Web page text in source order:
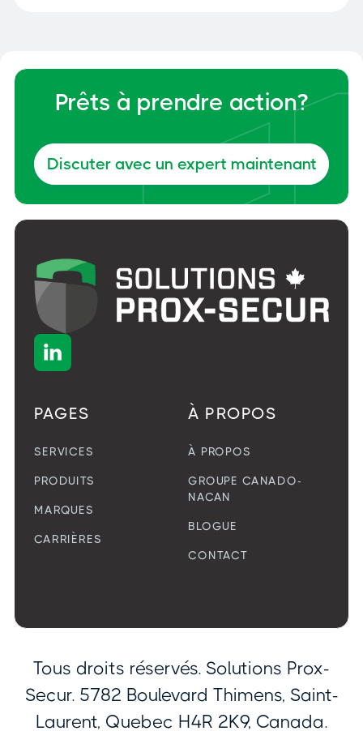

PAGES
SERVICES
PRODUITS
MARQUES
CARRIÈRES
À PROPOS
À PROPOS
GROUPE CANADO-
NACAN
BLOGUE
CONTACT
Prêts à prendre action?
Discuter avec un expert maintenant
Tous droits réservés. Solutions Prox-
Secur. 5782 Boulevard Thimens, Saint-
Laurent, Quebec H4R 2K9, Canada.